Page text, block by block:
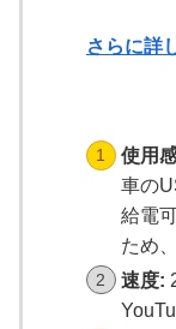
さらに詳
使用
車の
給電
ため
速度: